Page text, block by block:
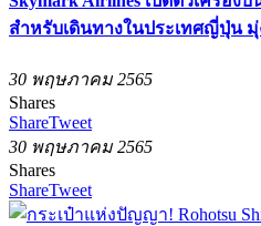
สำหรับเดินทางในประเทศญี่ปุ่น
30 พฤษภาคม 2565
Shares
ShareTweet
30 พฤษภาคม 2565
Shares
ShareTweet